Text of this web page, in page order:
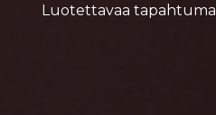
Luotettavaa